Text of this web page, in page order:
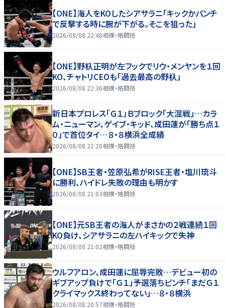
【ONE】海人をKOしたシアサラニ「キックかパンチ
で反撃する時に腕が下がる。そこを狙った」
2026/08/08 22:48相撲・格闘技
【ONE】野杁正明が左フックでリウ・メンヤンを１回
KO、チャトリCEOも「過去最高の野杁」
2026/08/08 22:36相撲・格闘技
新日本プロレス「Ｇ１」Ｂブロック「大混戦」…カラ
ム・ニューマン、ゲイブ・キッド、成田蓮が「勝ち点１
０」で首位タイ…８・８横浜全成績
2026/08/08 21:20相撲・格闘技
【ONE】SB王者・笠原弘希がRISE王者・塩川琉斗
に勝利、ハイドレ失敗の理由も明かす
2026/08/08 21:03相撲・格闘技
【ONE】元SB王者の海人がまさかの２戦連続１回
KO負け、シアサラニの左ハイキックで失神
2026/08/08 21:02相撲・格闘技
ウルフアロン、成田蓮に屈辱完敗…デビュー初の
ギブアップ負けで「Ｇ１」予選落ちピンチ「まだＧ１
クライマックス終わってない」…８・８横浜
2026/08/08 20:57相撲・格闘技